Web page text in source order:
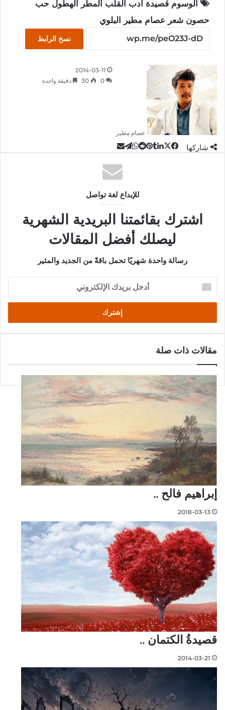
الوسوم قصيدة أدب القلب المطر الهطول حب
حصون شعر عصام مطير البلوي
نسخ الرابط
عصام مطير
2014-03-11
0
30 دقيقة واحدة
شاركها فيسبوك‫Xلينكدإن
بينتيريست
واتساب
تيلقرام
مشاركة
البريد
للإبداع لغة تواصل
اشترك بقائمتنا البريدية الشهرية
ليصلك أفضل المقالات
رسالة واحدة شهريًا تحمل باقةً من الجديد والمثير
أدخل
بريدك
الإلكتروني
مقالات ذات صلة
إبراهيم فالح ..
2018-03-13
قصيدةُ الكتمان ..
2014-03-21